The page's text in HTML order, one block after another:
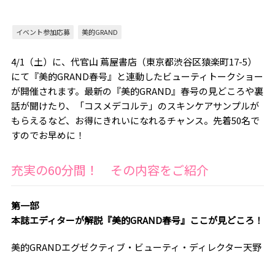
イベント参加応募 美的GRAND
4/1（土）に、代官山 蔦屋書店（東京都渋谷区猿楽町17-5）
にて『美的GRAND春号』と連動したビューティトークショー
が開催されます。最新の『美的GRAND』春号の見どころや裏
話が聞けたり、「コスメデコルテ」のスキンケアサンプルが
もらえるなど、お得にきれいになれるチャンス。先着50名で
すのでお早めに！
充実の60分間！ その内容をご紹介
第一部
本誌エディターが解説『美的GRAND春号』ここが見どころ！
美的GRANDエグゼクティブ・ビューティ・ディレクター天野